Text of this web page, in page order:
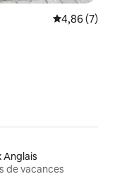
Note
4,86 (7)
Anglais
de vacances